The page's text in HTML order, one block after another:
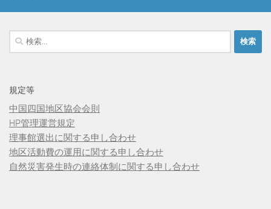
検
索:
規定等
中国四国地区協会会則
HP管理運営規定
理事館選出に関する申し合わせ
地区活動費の運用に関する申し合わせ
自然災害発生時の連絡体制に関する申し合わせ